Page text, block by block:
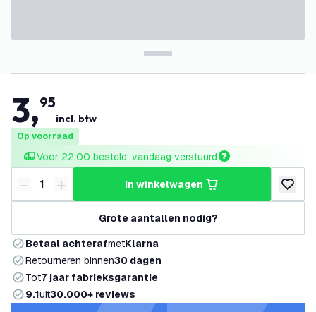
3,95
incl. btw
Op voorraad
Voor 22:00 besteld, vandaag verstuurd
Verminder hoeveelheid
- Verhoog hoeveelheid
+ in winkelwagen
Grote aantallen nodig?
Betaal achterafmetKlarna
Retourneren binnen30 dagen
Tot7 jaar fabrieksgarantie
9.1uit30.000+ reviews